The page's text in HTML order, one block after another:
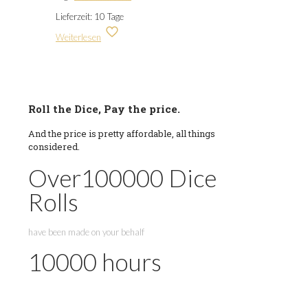
Lieferzeit: 10 Tage
Weiterlesen
Roll the Dice, Pay the price.
And the price is pretty affordable, all things
considered.
Over100000 Dice
Rolls
have been made on your behalf
10000 hours